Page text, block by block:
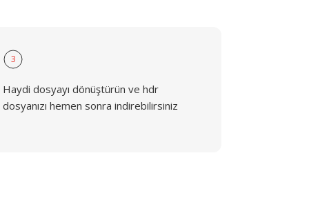
3
Haydi dosyayı dönüştürün ve hdr
dosyanızı hemen sonra indirebilirsiniz